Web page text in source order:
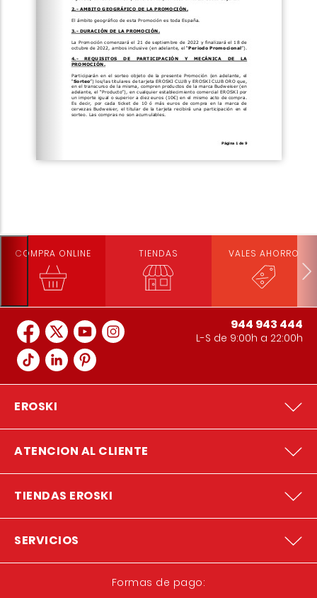
Loading PDF 100% ...
COMPRA ONLINE TIENDAS VALES AHORRO
944 943 444
L-S de 9:00h a 22:00h
EROSKI
ATENCION AL CLIENTE
TIENDAS EROSKI
SERVICIOS
Formas de pago: